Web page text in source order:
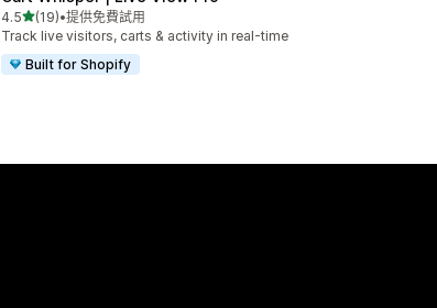
4.5滿分 5 顆星
(19)
共有 19 則評價
•提供免費試用
Track live visitors, carts & activity in real-time
Built for Shopify